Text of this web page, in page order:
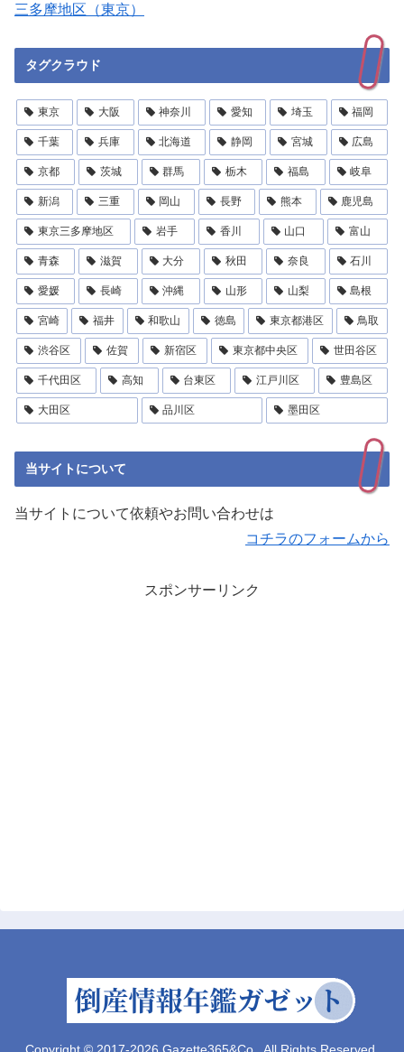
三多摩地区（東京）
タグクラウド
東京 大阪 神奈川 愛知 埼玉 福岡
千葉 兵庫 北海道 静岡 宮城 広島
京都 茨城 群馬 栃木 福島 岐阜
新潟 三重 岡山 長野 熊本 鹿児島
東京三多摩地区 岩手 香川 山口 富山
青森 滋賀 大分 秋田 奈良 石川
愛媛 長崎 沖縄 山形 山梨 島根
宮崎 福井 和歌山 徳島 東京都港区 鳥取
渋谷区 佐賀 新宿区 東京都中央区 世田谷区
千代田区 高知 台東区 江戸川区 豊島区
大田区 品川区 墨田区
当サイトについて
当サイトについて依頼やお問い合わせは
コチラのフォームから
スポンサーリンク
Copyright © 2017-2026 Gazette365&Co., All Rights Reserved.